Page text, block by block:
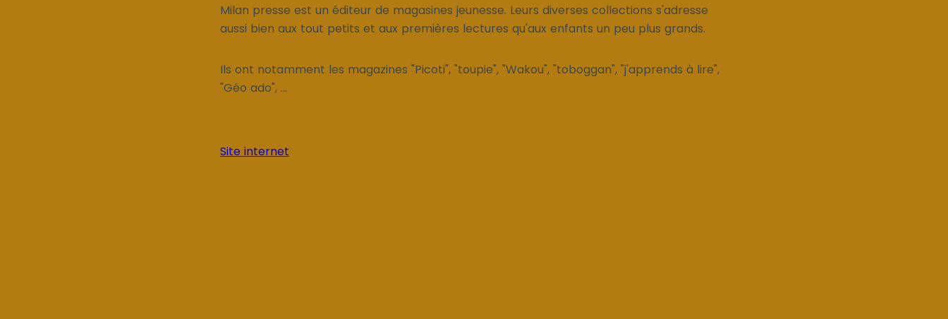
Milan presse est un éditeur de magasines jeunesse. Leurs diverses collections s'adresse
aussi bien aux tout petits et aux premières lectures qu'aux enfants un peu plus grands.
Ils ont notamment les magazines "Picoti", "toupie", "Wakou", "toboggan", "j'apprends à lire",
"Géo ado", ...
Site internet